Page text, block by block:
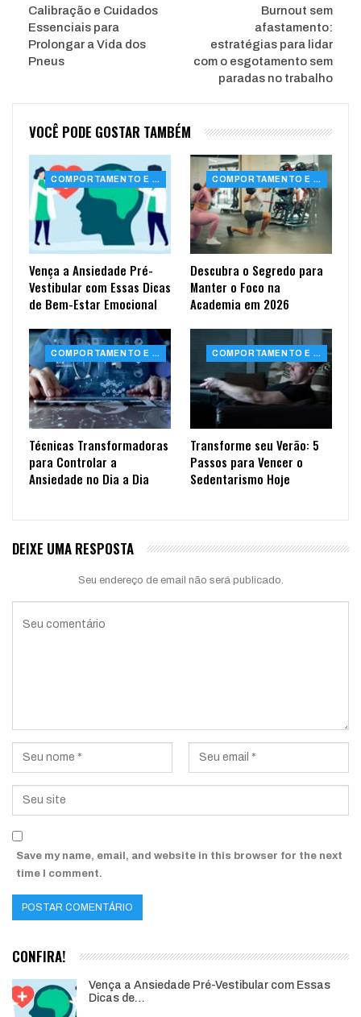
Calibração e Cuidados
Essenciais para
Prolongar a Vida dos
Pneus
Burnout sem
afastamento:
estratégias para lidar
com o esgotamento sem
paradas no trabalho
VOCÊ PODE GOSTAR TAMBÉM
COMPORTAMENTO E SAÚDE
Vença a Ansiedade Pré-
Vestibular com Essas Dicas
de Bem-Estar Emocional
COMPORTAMENTO E SAÚDE
Descubra o Segredo para
Manter o Foco na
Academia em 2026
COMPORTAMENTO E SAÚDE
Técnicas Transformadoras
para Controlar a
Ansiedade no Dia a Dia
COMPORTAMENTO E SAÚDE
Transforme seu Verão: 5
Passos para Vencer o
Sedentarismo Hoje
DEIXE UMA RESPOSTA
Seu endereço de email não será publicado.
Save my name, email, and website in this browser for the next
time I comment.
CONFIRA!
Vença a Ansiedade Pré-Vestibular com Essas
Dicas de…